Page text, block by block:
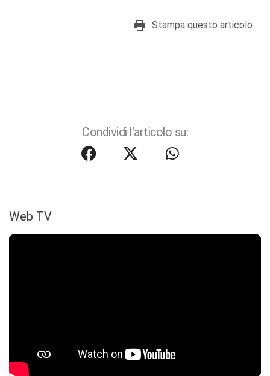
Stampa questo articolo
Condividi l'articolo su:
Web TV